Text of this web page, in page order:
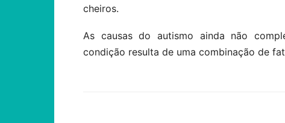
cheiros.
As causas do autismo ainda não
condição resulta de uma combinação de